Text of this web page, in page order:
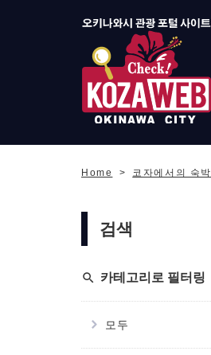
Home 코자에서의 숙박
검색
search 카테고리로 필터링
모두